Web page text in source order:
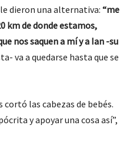
dieron una alternativa:“me
km de donde estamos,
nos saquen a mí y a Ian -su
va a quedarse hasta que se
las cabezas de bebés.
y apoyar una cosa así”,